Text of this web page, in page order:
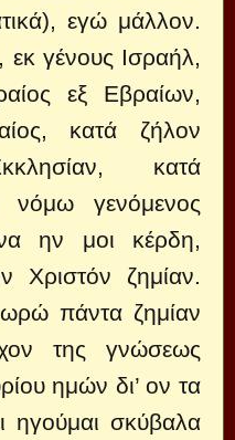
εγώ μάλλον.
εκ γένους Ισραήλ,
εξ Εβραίων,
κατά ζήλον
κατά
νόμω γενόμενος
ην μοι κέρδη,
Χριστόν ζημίαν.
πάντα ζημίαν
της γνώσεως
ημών δι’ ον τα
ηγούμαι σκύβαλα